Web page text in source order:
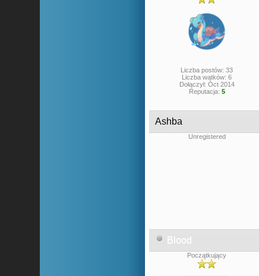
Liczba postów: 33
Liczba wątków: 6
Dołączył: Oct 2014
Reputacja: 5
Ashba
Unregistered
Blood
Początkujący